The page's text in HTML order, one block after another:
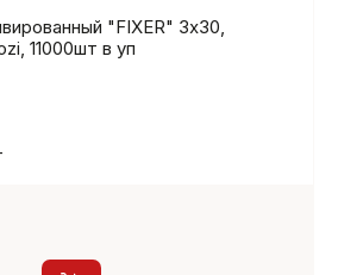
"FIXER" 3х30,
11000шт в уп